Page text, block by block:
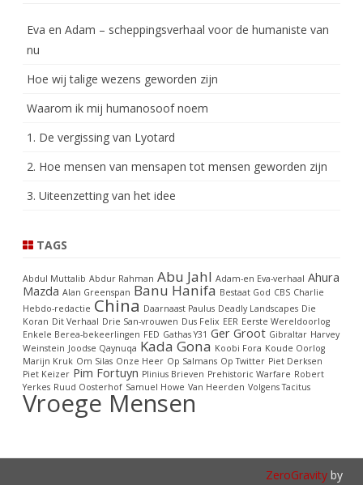
Eva en Adam – scheppingsverhaal voor de humaniste van
nu
Hoe wij talige wezens geworden zijn
Waarom ik mij humanosoof noem
1. De vergissing van Lyotard
2. Hoe mensen van mensapen tot mensen geworden zijn
3. Uiteenzetting van het idee
TAGS
Abdul Muttalib Abdur Rahman Abu Jahl Adam-en Eva-verhaal Ahura
Mazda Alan Greenspan Banu Hanifa Bestaat God CBS Charlie
Hebdo-redactie China Daarnaast Paulus Deadly Landscapes Die
Koran Dit Verhaal Drie San-vrouwen Dus Felix EER Eerste Wereldoorlog
Enkele Berea-bekeerlingen FED Gathas Y31 Ger Groot Gibraltar Harvey
Weinstein Joodse Qaynuqa Kada Gona Koobi Fora Koude Oorlog
Marijn Kruk Om Silas Onze Heer Op Salmans Op Twitter Piet Derksen
Piet Keizer Pim Fortuyn Plinius Brieven Prehistoric Warfare Robert
Yerkes Ruud Oosterhof Samuel Howe Van Heerden Volgens Tacitus
Vroege Mensen
ZeroGravityby